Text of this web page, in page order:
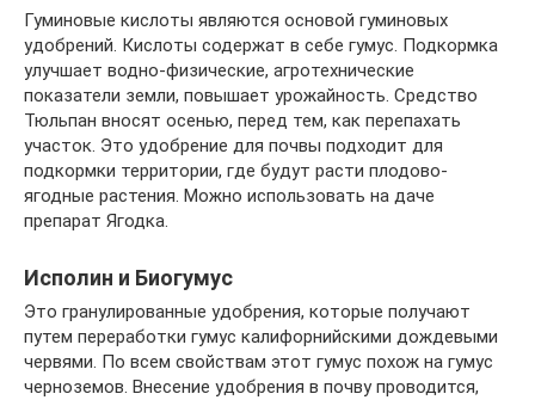
Гуминовые кислоты являются основой гуминовых
удобрений. Кислоты содержат в себе гумус. Подкормка
улучшает водно-физические, агротехнические
показатели земли, повышает урожайность. Средство
Тюльпан вносят осенью, перед тем, как перепахать
участок. Это удобрение для почвы подходит для
подкормки территории, где будут расти плодово-
ягодные растения. Можно использовать на даче
препарат Ягодка.
Исполин и Биогумус
Это гранулированные удобрения, которые получают
путем переработки гумус калифорнийскими дождевыми
червями. По всем свойствам этот гумус похож на гумус
черноземов. Внесение удобрения в почву проводится,